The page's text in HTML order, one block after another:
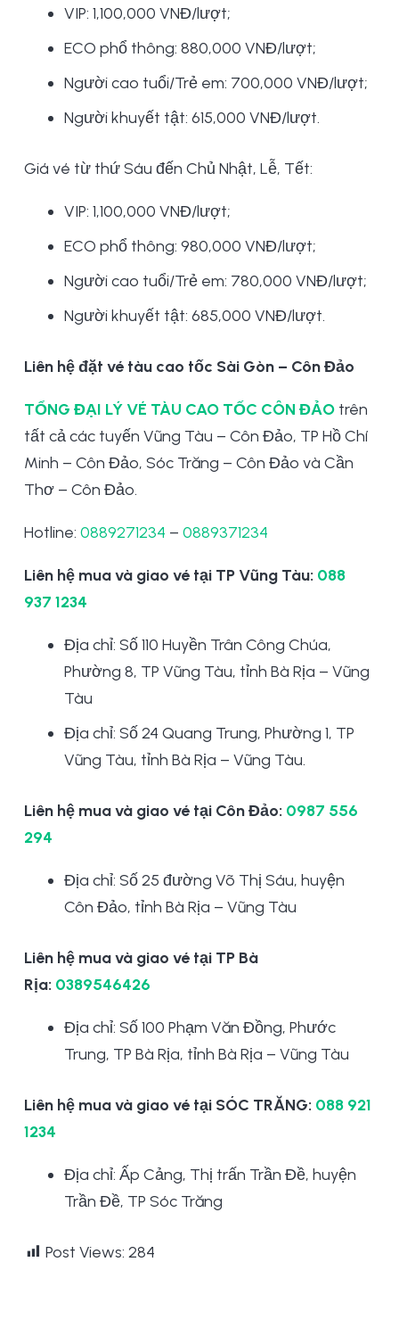
VIP: 1,100,000 VNĐ/lượt;
ECO phổ thông: 880,000 VNĐ/lượt;
Người cao tuổi/Trẻ em: 700,000 VNĐ/lượt;
Người khuyết tật: 615,000 VNĐ/lượt.
Giá vé từ thứ Sáu đến Chủ Nhật, Lễ, Tết:
VIP: 1,100,000 VNĐ/lượt;
ECO phổ thông: 980,000 VNĐ/lượt;
Người cao tuổi/Trẻ em: 780,000 VNĐ/lượt;
Người khuyết tật: 685,000 VNĐ/lượt.
Liên hệ đặt vé tàu cao tốc Sài Gòn – Côn Đảo
TỔNG ĐẠI LÝ VÉ TÀU CAO TỐC CÔN ĐẢO trên
tất cả các tuyến Vũng Tàu – Côn Đảo, TP Hồ Chí
Minh – Côn Đảo, Sóc Trăng – Côn Đảo và Cần
Thơ – Côn Đảo.
Hotline: 0889271234 – 0889371234
Liên hệ mua và giao vé tại TP Vũng Tàu: 088
937 1234
Địa chỉ: Số 110 Huyền Trân Công Chúa,
Phường 8, TP Vũng Tàu, tỉnh Bà Rịa – Vũng
Tàu
Địa chỉ: Số 24 Quang Trung, Phường 1, TP
Vũng Tàu, tỉnh Bà Rịa – Vũng Tàu.
Liên hệ mua và giao vé tại Côn Đảo: 0987 556
294
Địa chỉ: Số 25 đường Võ Thị Sáu, huyện
Côn Đảo, tỉnh Bà Rịa – Vũng Tàu
Liên hệ mua và giao vé tại TP Bà
Rịa: 0389546426
Địa chỉ: Số 100 Phạm Văn Đồng, Phước
Trung, TP Bà Rịa, tỉnh Bà Rịa – Vũng Tàu
Liên hệ mua và giao vé tại SÓC TRĂNG: 088 921
1234
Địa chỉ: Ấp Cảng, Thị trấn Trần Đề, huyện
Trần Đề, TP Sóc Trăng
Post Views: 284